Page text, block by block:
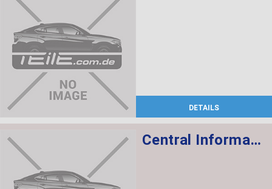
DETAILS
Central Information Display 6,5"